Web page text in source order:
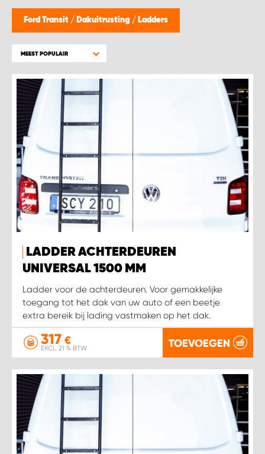
Ford Transit / Dakuitrusting / Ladders
MEEST POPULAIR
LADDER ACHTERDEUREN
UNIVERSAL 1500 MM
Ladder voor de achterdeuren. Voor gemakkelijke
toegang tot het dak van uw auto of een beetje
extra bereik bij lading vastmaken op het dak.
317 €
EXCL. 21 % BTW TOEVOEGEN
WORK SYSTEM GORREDIJK
WORK SYSTEM GRONINGEN
WORK SYSTEM HARDERWIJK
WORK SYSTEM HARMELEN
WORK SYSTEM HARTWERD
WORK SYSTEM HEERLEN
WORK SYSTEM KOOTWIJKERBROEK
WORK SYSTEM LOPIK AUTOSERVICE BENSCHOP
WORK SYSTEM NIEUWEGEIN
WORK SYSTEM NIEUWERKERK AAN DEN IJSSEL